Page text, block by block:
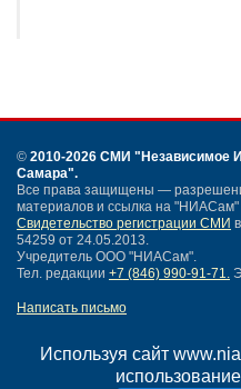
Используя сайт
© 2010-2026 СМИ "Независимое
Самара".
Все права защищены —
материалов и ссылка на "НИАСам"
Свидетельство регистрации СМИ
54259 от 24.05.2013.
Учредитель ООО "НИАСам".
Тел. редакции +7 (846) 990-91-71.
Написать письмо
Нашли ошибку?
Политика конфиденциальности